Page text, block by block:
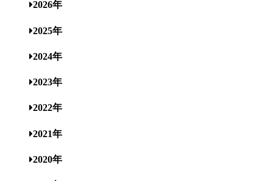
2026年
2025年
2024年
2023年
2022年
2021年
2020年